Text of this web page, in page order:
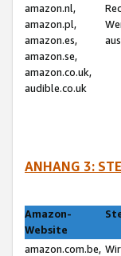
amazon.nl,
amazon.pl,
amazon.es,
amazon.se,
amazon.co.uk,
audible.co.uk
ANHANG 3:
Amazon-
Website
amazon.com.be,